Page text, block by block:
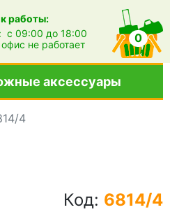
работы:
с 09:00 до 18:00
офис не работает 0
аксессуары
4
Код: 6814/4